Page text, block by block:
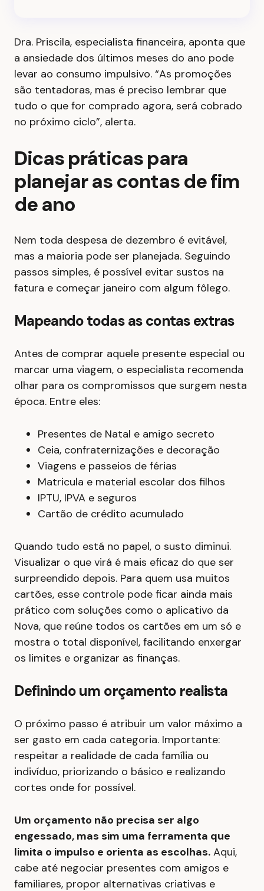
Dra. Priscila, especialista financeira, aponta que
a ansiedade dos últimos meses do ano pode
levar ao consumo impulsivo. “As promoções
são tentadoras, mas é preciso lembrar que
tudo o que for comprado agora, será cobrado
no próximo ciclo”, alerta.
Dicas práticas para
planejar as contas de fim
de ano
Nem toda despesa de dezembro é evitável,
mas a maioria pode ser planejada. Seguindo
passos simples, é possível evitar sustos na
fatura e começar janeiro com algum fôlego.
Mapeando todas as contas extras
Antes de comprar aquele presente especial ou
marcar uma viagem, o especialista recomenda
olhar para os compromissos que surgem nesta
época. Entre eles:
Presentes de Natal e amigo secreto
Ceia, confraternizações e decoração
Viagens e passeios de férias
Matricula e material escolar dos filhos
IPTU, IPVA e seguros
Cartão de crédito acumulado
Quando tudo está no papel, o susto diminui.
Visualizar o que virá é mais eficaz do que ser
surpreendido depois. Para quem usa muitos
cartões, esse controle pode ficar ainda mais
prático com soluções como o aplicativo da
Nova, que reúne todos os cartões em um só e
mostra o total disponível, facilitando enxergar
os limites e organizar as finanças.
Definindo um orçamento realista
O próximo passo é atribuir um valor máximo a
ser gasto em cada categoria. Importante:
respeitar a realidade de cada família ou
indivíduo, priorizando o básico e realizando
cortes onde for possível.
Um orçamento não precisa ser algo
engessado, mas sim uma ferramenta que
limita o impulso e orienta as escolhas. Aqui,
cabe até negociar presentes com amigos e
familiares, propor alternativas criativas e